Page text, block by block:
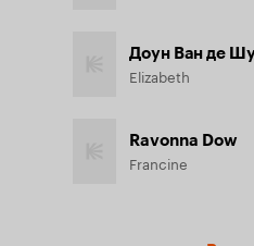
Доун Ван де
Elizabeth
Ravonna Dow
Francine